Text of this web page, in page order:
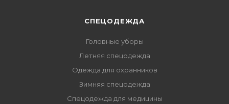
СПЕЦОДЕЖДА
Головные уборы
Летняя спецодежда
Одежда для охранников
Зимняя спецодежда
Спецодежда для медицины